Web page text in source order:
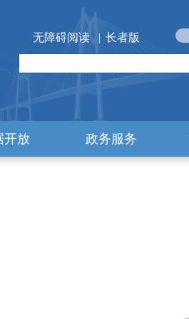
无障碍阅读 | 长者版
开放 政务服务